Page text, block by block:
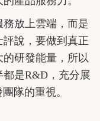
放上雲端，而是
說，要做到真正
研發能量，所以
都是R&D，充分展
隊的重視。